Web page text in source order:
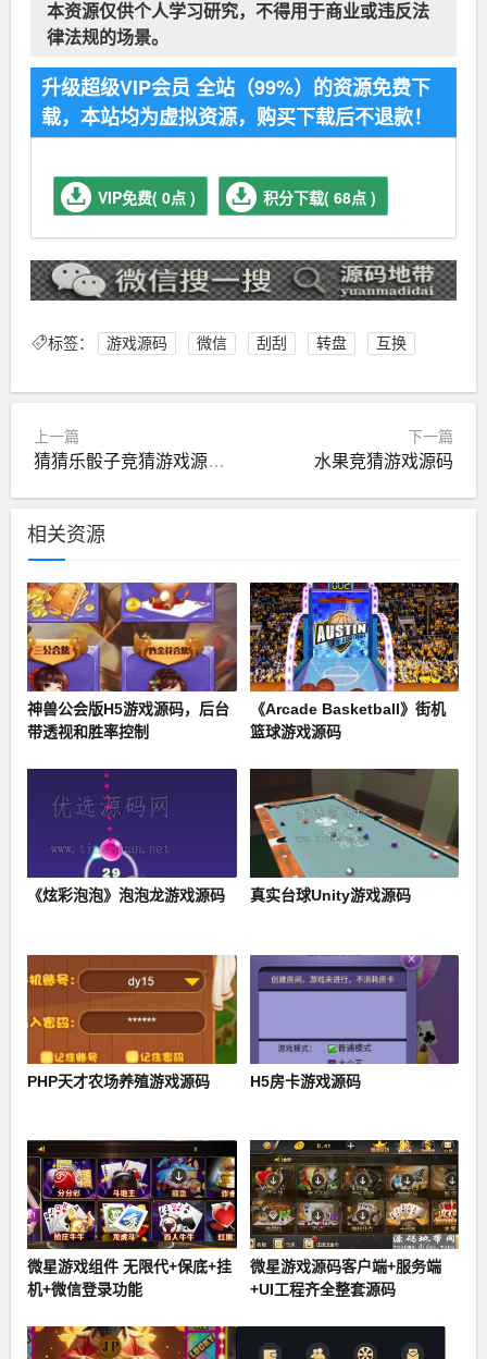
本资源仅供个人学习研究，不得用于商业或违反法
律法规的场景。
升级超级VIP会员 全站（99%）的资源免费下
载，本站均为虚拟资源，购买下载后不退款！
VIP免费( 0点 ) 积分下载( 68点 )
标签： 游戏源码 微信 刮刮 转盘 互换
上一篇
猜猜乐骰子竞猜游戏源码新版UI
下一篇
水果竞猜游戏源码
相关资源
神兽公会版H5游戏源码，后台
带透视和胜率控制
《Arcade Basketball》街机
篮球游戏源码
《炫彩泡泡》泡泡龙游戏源码 真实台球Unity游戏源码
PHP天才农场养殖游戏源码 H5房卡游戏源码
微星游戏组件 无限代+保底+挂
机+微信登录功能
微星游戏源码客户端+服务端
+UI工程齐全整套源码